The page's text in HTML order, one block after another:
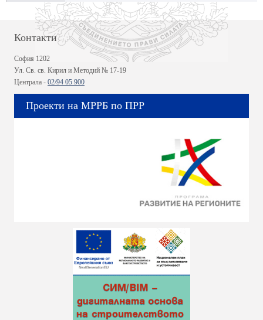
Контакти
София 1202
Ул. Св. св. Кирил и Методий № 17-19
Централа - 02/94 05 900
Проекти на МРРБ по ПРР